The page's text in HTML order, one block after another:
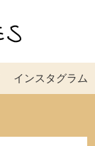
インスタグラム